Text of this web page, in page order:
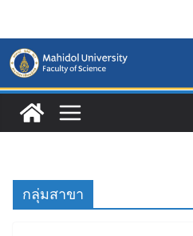
content
กลุ่มสาขา